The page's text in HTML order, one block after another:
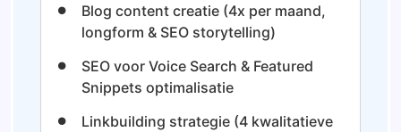
Blog content creatie (4x per maand,
longform & SEO storytelling)
SEO voor Voice Search & Featured
Snippets optimalisatie
Linkbuilding strategie (4 kwalitatieve